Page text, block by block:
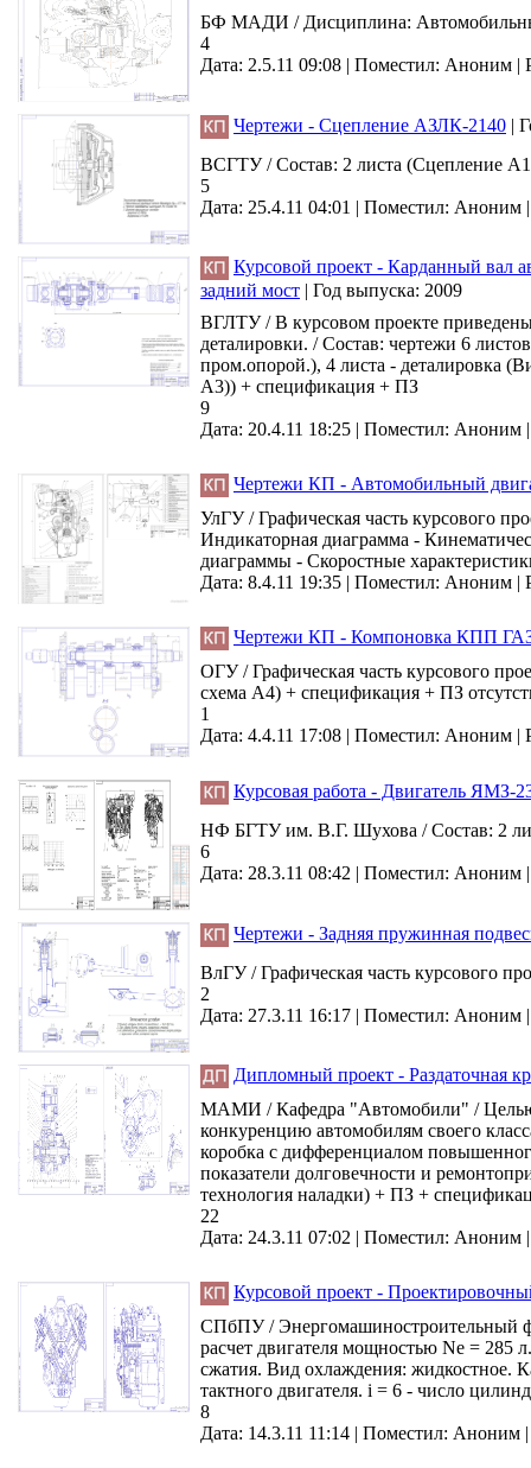
БФ МАДИ / Дисциплина:
4
Дата: 2.5.11 09:08 | Поместил: Аноним |
Чертежи - Сцепление АЗЛК-2140 |
ВСГТУ / Состав: 2 листа (Сцепление
5
Дата: 25.4.11 04:01 | Поместил: Аноним
Курсовой проект - Карданный вал
задний мост | Год выпуска: 2009
ВГЛТУ / В курсовом проекте приведены
деталировки. / Состав: чертежи 6
пром.опорой.), 4 листа - деталировка
А3)) + спецификация + ПЗ
9
Дата: 20.4.11 18:25 | Поместил: Аноним
Чертежи КП - Автомобильный
УлГУ / Графическая часть курсового
Индикаторная диаграмма -
диаграммы - Скоростные
Дата: 8.4.11 19:35 | Поместил: Аноним |
Чертежи КП - Компоновка КПП
ОГУ / Графическая часть курсового
схема А4) + спецификация + ПЗ
1
Дата: 4.4.11 17:08 | Поместил: Аноним |
Курсовая работа - Двигатель ЯМЗ-
НФ БГТУ им. В.Г. Шухова / Состав: 2
6
Дата: 28.3.11 08:42 | Поместил: Аноним
Чертежи - Задняя пружинная
ВлГУ / Графическая часть курсового
2
Дата: 27.3.11 16:17 | Поместил: Аноним
Дипломный проект - Раздаточная
МАМИ / Кафедра "Автомобили" / Целью
конкуренцию автомобилям своего
коробка с дифференциалом
показатели долговечности и
технология наладки) + ПЗ +
22
Дата: 24.3.11 07:02 | Поместил: Аноним
Курсовой проект -
СПбПУ / Энергомашиностроительный
расчет двигателя мощностью Nе = 285
сжатия. Вид охлаждения: жидкостное.
тактного двигателя. i = 6 - число
8
Дата: 14.3.11 11:14 | Поместил: Аноним